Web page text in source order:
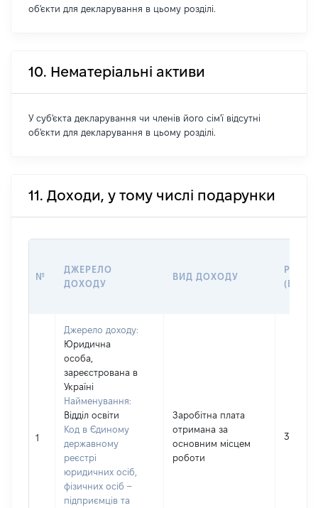
об'єкти для декларування в цьому розділі.
10. Нематеріальні активи
У суб'єкта декларування чи членів його сім'ї відсутні
об'єкти для декларування в цьому розділі.
11. Доходи, у тому числі подарунки
№
ДЖЕРЕЛО
ДОХОДУ
ВИД ДОХОДУ
1
Джерело доходу:
Юридична
особа,
зареєстрована в
Україні
Найменування:
Відділ освіти
Код в Єдиному
державному
реєстрі
юридичних осіб,
фізичних осіб –
підприємців та
Заробітна плата
отримана за
основним місцем
роботи
39833